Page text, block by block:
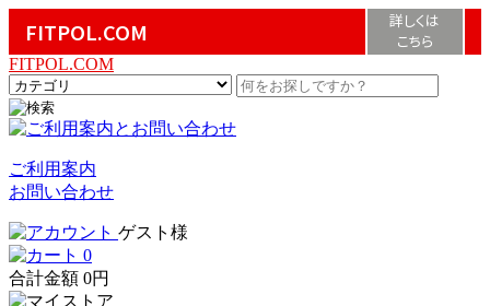
FITPOL.COM
詳しくは
こちら
FITPOL.COM
ご利用案内
お問い合わせ
ゲスト様
0
合計金額 0円